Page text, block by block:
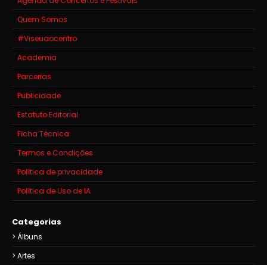
Quem Somos
#Viseuaocentro
Academia
Parcerias
Publicidade
Estatuto Editorial
Ficha Técnica
Termos e Condições
Política de privacidade
Política de Uso de IA
Categorias
Álbuns
Artes